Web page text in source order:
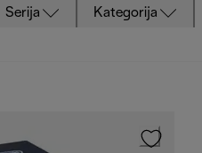
Serija Kategorija